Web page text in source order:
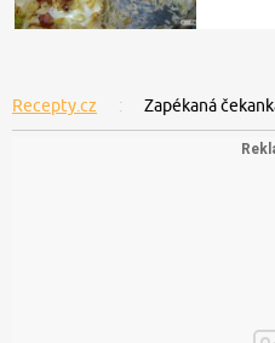
Recepty.cz Zapékaná